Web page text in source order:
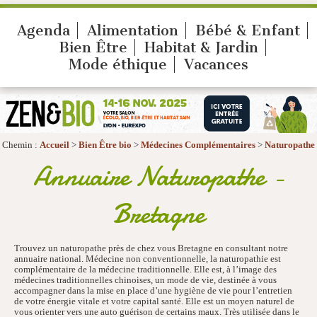
Agenda Alimentation
Bébé & Enfant
Bien Être
Habitat & Jardin
Mode éthique
Vacances
Chemin : Accueil > Bien Être bio > Médecines Complémentaires > Naturopathe
Annuaire Naturopathe -
Bretagne
Trouvez un naturopathe près de chez vous Bretagne en consultant notre
annuaire national. Médecine non conventionnelle, la naturopathie est
complémentaire de la médecine traditionnelle. Elle est, à l’image des
médecines traditionnelles chinoises, un mode de vie, destinée à vous
accompagner dans la mise en place d’une hygiène de vie pour l’entretien
de votre énergie vitale et votre capital santé. Elle est un moyen naturel de
vous orienter vers une auto guérison de certains maux. Très utilisée dans le